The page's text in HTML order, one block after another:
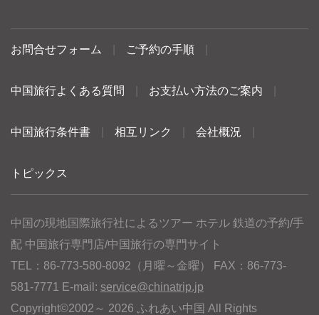
お問合せフォーム ご予約の手順
中国旅行よくある質問 お支払い方法のご案内
中国旅行条件書 相互リンク 会社概況
トピックス
中国の現地国際旅行社によるツアー ホテル 鉄道の予約/手
配 中国旅行専門店/中国旅行の専門サイト
TEL：86-773-580-8092（月曜～金曜） FAX：86-773-
581-7771 E-mail: service@chinatrip.jp
Copyright©2002～ 2026 ふれあい中国 All Rights